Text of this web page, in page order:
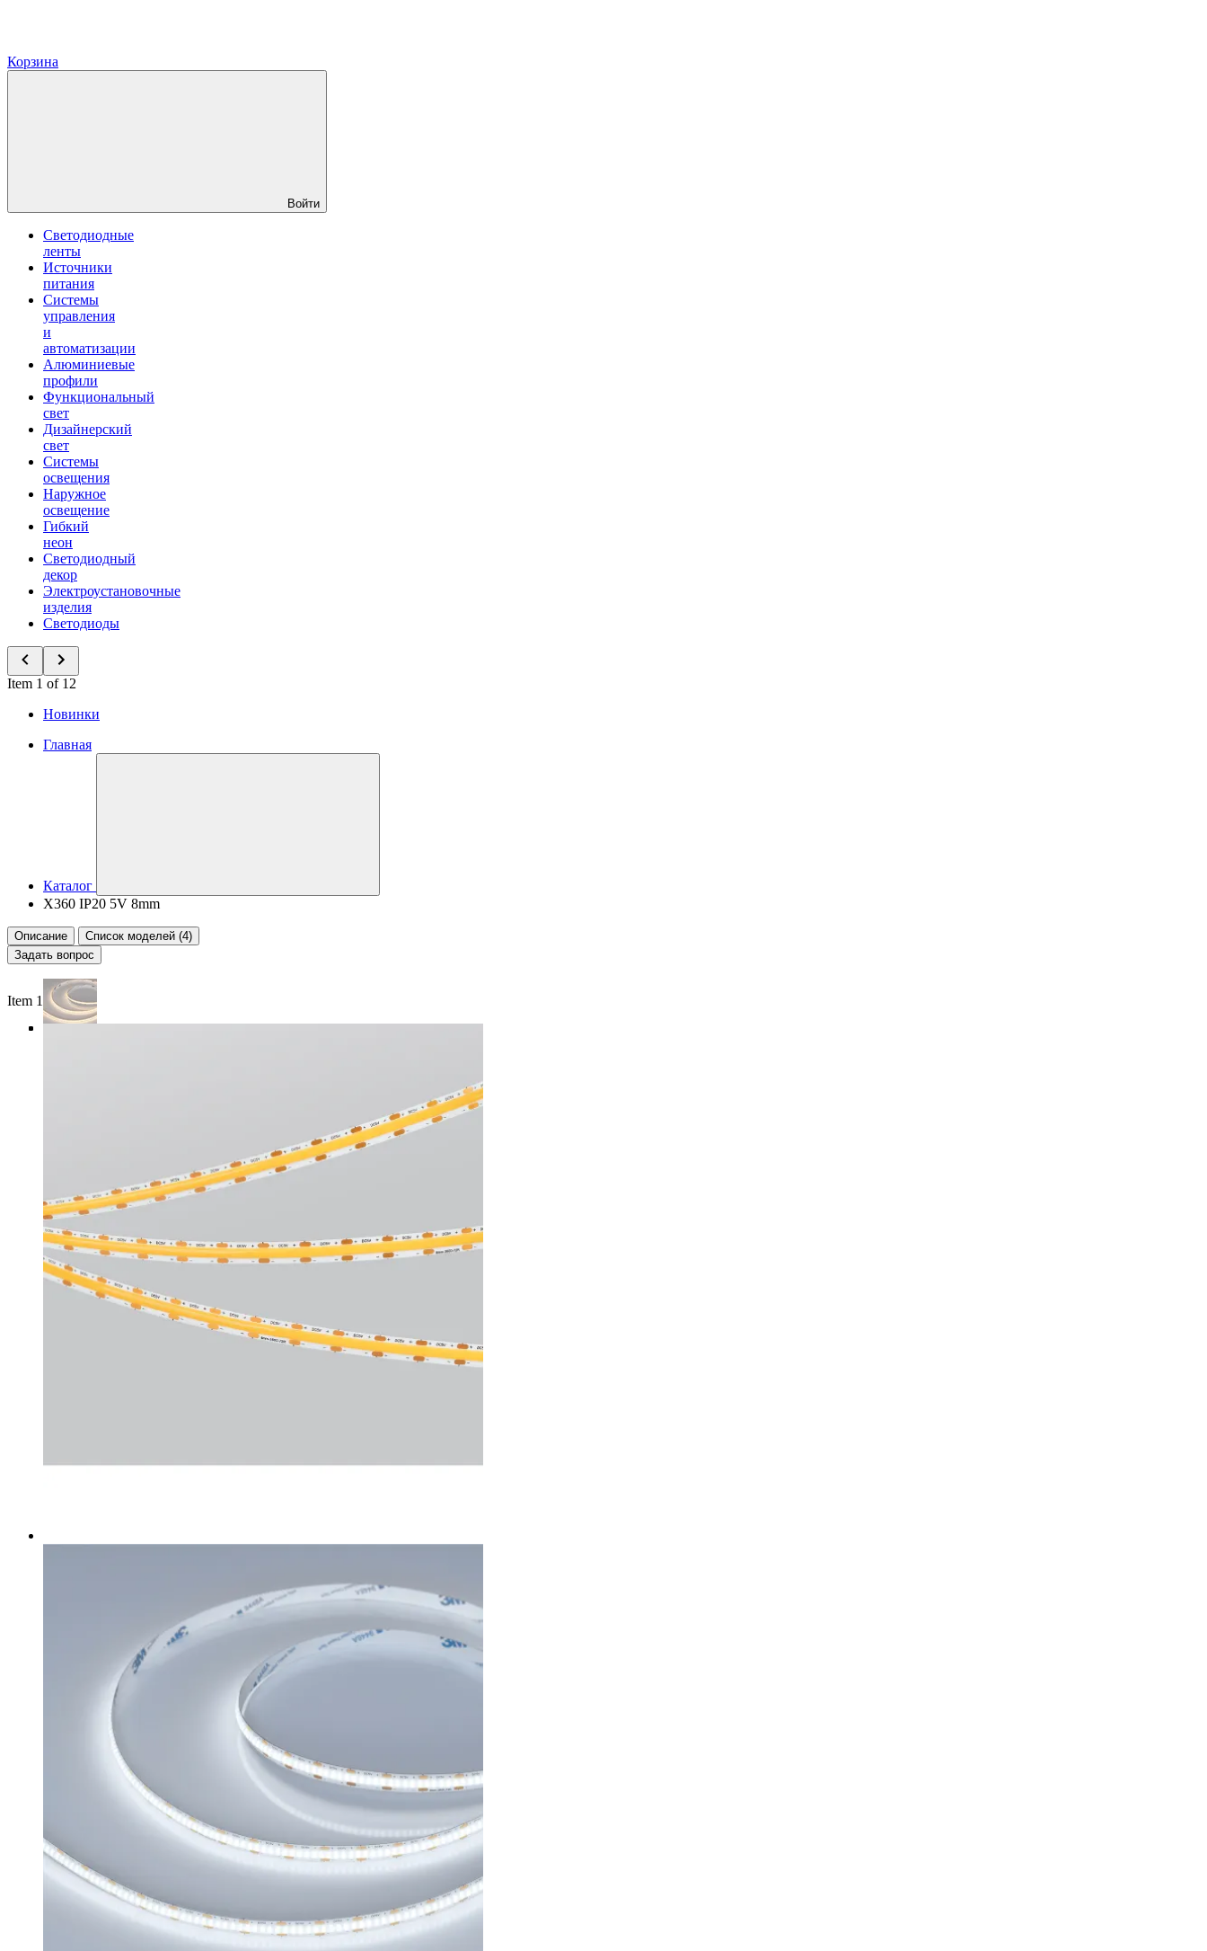
Корзина
Войти
Светодиодные
ленты
Источники
питания
Системы
управления
и
автоматизации
Алюминиевые
профили
Функциональный
свет
Дизайнерский
свет
Системы
освещения
Наружное
освещение
Гибкий
неон
Светодиодный
декор
Электроустановочные
изделия
Светодиоды
Item 1 of 12
Новинки
Главная
Каталог
X360 IP20 5V 8mm
Описание
Список моделей (4)
Задать вопрос
Item 1 of 4